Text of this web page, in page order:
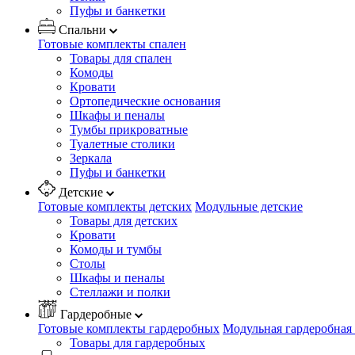
Пуфы и банкетки
Спальни
Готовые комплекты спален
Товары для спален
Комоды
Кровати
Ортопедические основания
Шкафы и пеналы
Тумбы прикроватные
Туалетные столики
Зеркала
Пуфы и банкетки
Детские
Готовые комплекты детских Модульные детские
Товары для детских
Кровати
Комоды и тумбы
Столы
Шкафы и пеналы
Стеллажи и полки
Гардеробные
Готовые комплекты гардеробных Модульная
Товары для гардеробных